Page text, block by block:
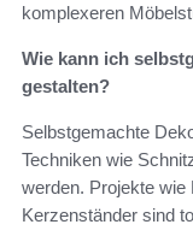
komplexeren
Wie kann ich
gestalten?
Selbstgemachte
Techniken wie
werden. Projekte wie
Kerzenständer sind